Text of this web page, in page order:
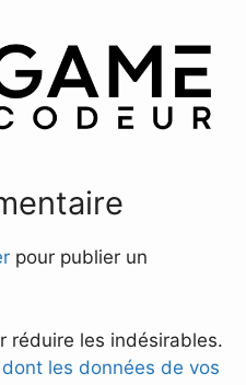
pour publier un
réduire les indésirables.
les données de vos